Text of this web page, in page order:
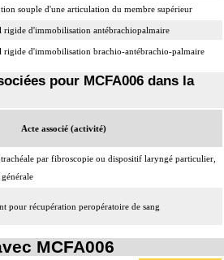
souple d'une articulation du membre supérieur
rigide d'immobilisation antébrachiopalmaire
rigide d'immobilisation brachio-antébrachio-palmaire
pour MCFA006 dans la
Acte associé (activité)
par fibroscopie ou dispositif laryngé particulier,
pour récupération peropératoire de sang
MCFA006